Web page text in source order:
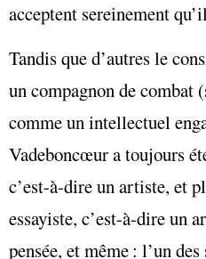
acceptent sereinement
Tandis que d’autres le
un compagnon de
comme un intellectuel
Vadeboncœur a toujours
c’est-à-dire un artiste, et
essayiste, c’est-à-dire un
pensée, et même : l’un